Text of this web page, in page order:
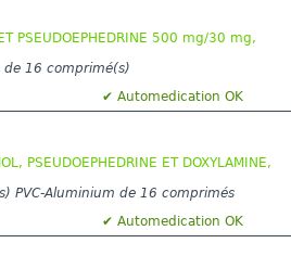
PSEUDOEPHEDRINE 500 mg/30 mg,
de 16 comprimé(s)
✔ Automedication OK
PSEUDOEPHEDRINE ET DOXYLAMINE,
PVC-Aluminium de 16 comprimés
✔ Automedication OK